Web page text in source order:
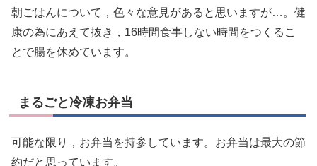
朝ごはんについて，色々な意見があると思いますが…。健
康の為にあえて抜き，16時間食事しない時間をつくるこ
とで腸を休めています。
まるごと冷凍お弁当
可能な限り，お弁当を持参しています。お弁当は最大の節
約だと思っています。